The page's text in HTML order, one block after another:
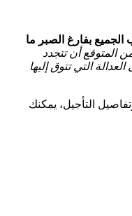
بفارغ الصبر ما
المتوقع أن تتجدد
التي ⁤تتوق إليها
التأجيل، ‌يمكنك